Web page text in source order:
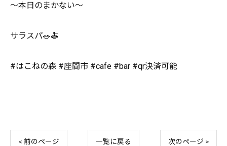
～本日のまかない～
サラスパ🥗🍝
#はこねの森 #座間市 #cafe #bar #qr決済可能
< 前のページ 一覧に戻る 次のページ >